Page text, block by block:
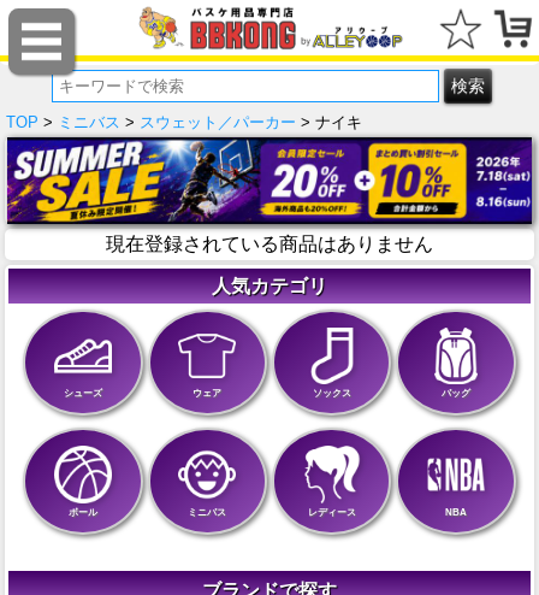
TOP > ミニバス > スウェット／パーカー > ナイキ
現在登録されている商品はありません
人気カテゴリ
シューズ ウェア ソックス バッグ
ボール ミニバス レディース NBA
ブランドで探す